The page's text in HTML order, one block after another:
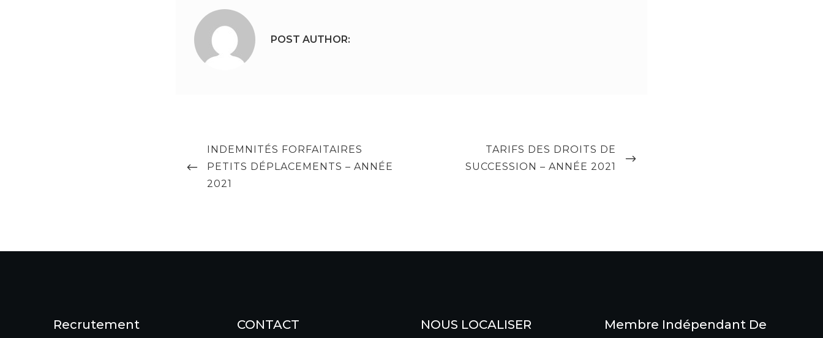
POST AUTHOR:
Navigation
de
l’article
PREVIOUS
POST
INDEMNITÉS FORFAITAIRES
PETITS DÉPLACEMENTS – ANNÉE
2021
NEXT
POST
TARIFS DES DROITS DE
SUCCESSION – ANNÉE 2021
Recrutement CONTACT NOUS LOCALISER Membre Indépendant De